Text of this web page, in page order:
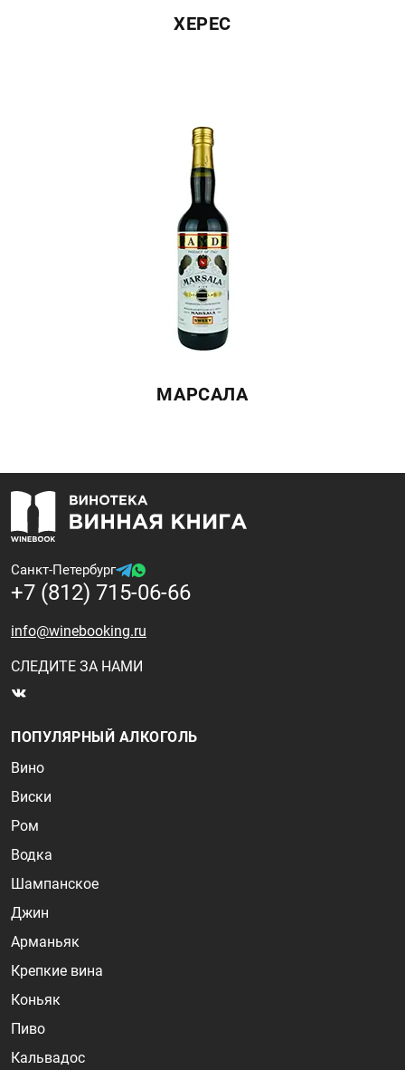
ХЕРЕС
МАРСАЛА
Санкт-Петербург
+7 (812) 715-06-66
info@winebooking.ru
СЛЕДИТЕ ЗА НАМИ
ПОПУЛЯРНЫЙ АЛКОГОЛЬ
Вино
Виски
Ром
Водка
Шампанское
Джин
Арманьяк
Крепкие вина
Коньяк
Пиво
Кальвадос